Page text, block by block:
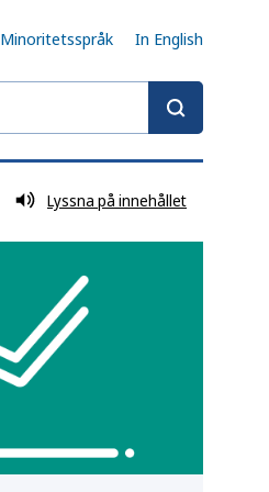
Minoritetsspråk In English
Lyssna på innehållet